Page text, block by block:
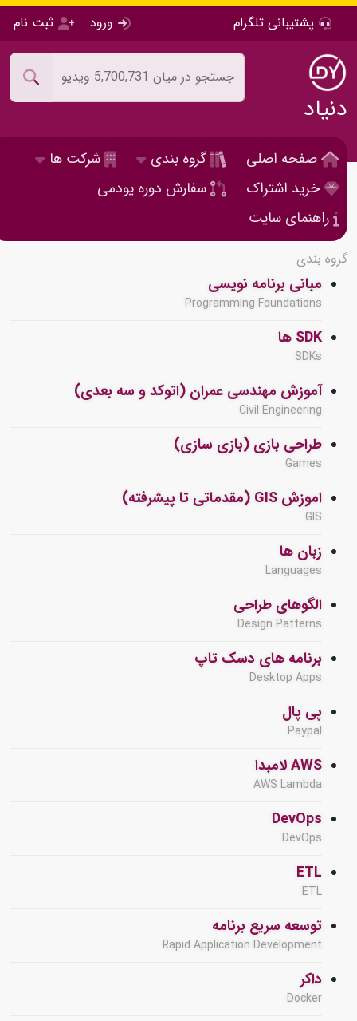
پشتیبانی تلگرام ورود ثبت نام
دنیاد
صفحه اصلی گروه بندی
شرکت ها
خرید اشتراک
سفارش دوره یودمی
راهنمای سایت
گروه بندی
مبانی برنامه نویسی
Programming Foundations
SDK ها
SDKs
آموزش مهندسی عمران (اتوکد و سه بعدی)
Civil Engineering
طراحی بازی (بازی سازی)
Games
اموزش GIS (مقدماتی تا پیشرفته)
GIS
زبان ها
Languages
الگوهای طراحی
Design Patterns
برنامه های دسک تاپ
Desktop Apps
پی پال
Paypal
AWS لامبدا
AWS Lambda
DevOps
DevOps
ETL
ETL
توسعه سریع برنامه
Rapid Application Development
داکر
Docker